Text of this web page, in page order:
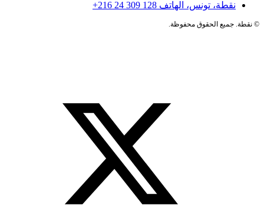
نقطة، تونس، الهاتف +216 24 309 128
©نقطة. جميع الحقوق محفوظة.